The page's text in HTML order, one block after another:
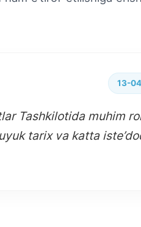
13-
Tashkilotida muhim
tarix va katta